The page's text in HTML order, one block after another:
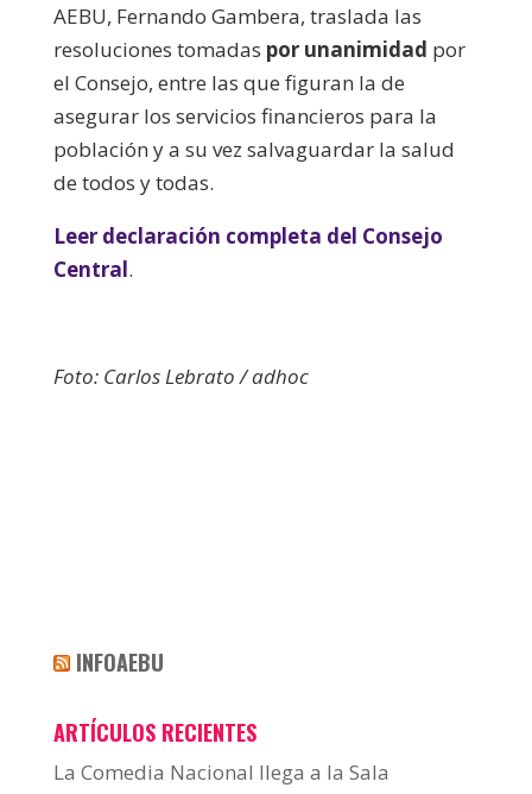
AEBU, Fernando Gambera, traslada las
resoluciones tomadas por unanimidad por
el Consejo, entre las que figuran la de
asegurar los servicios financieros para la
población y a su vez salvaguardar la salud
de todos y todas.
Leer declaración completa del Consejo
Central.
Foto: Carlos Lebrato / adhoc
INFOAEBU
ARTÍCULOS RECIENTES
La Comedia Nacional llega a la Sala